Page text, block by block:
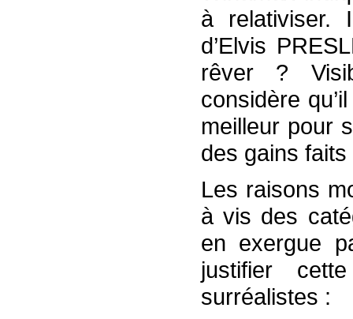
à relativiser.
d’Elvis
rêver ?
considère
meilleur pour
des gains
Les raisons
à vis des
en exergue
justifier
surréalistes :